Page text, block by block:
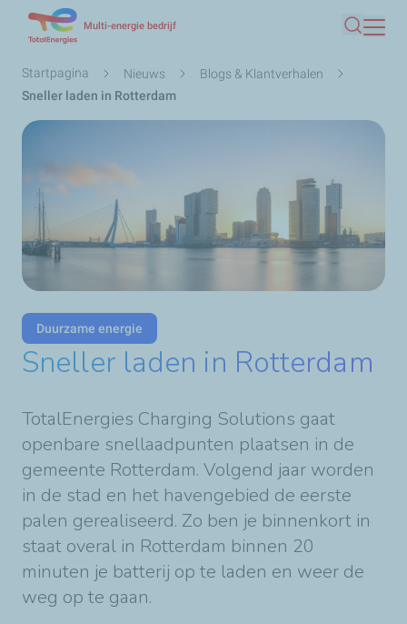
naar
Multi-energie bedrijf
Zoeken
Kruimelpad
Startpagina Nieuws
Blogs & Klantverhalen
Sneller laden in Rotterdam
Duurzame energie
Sneller laden in Rotterdam
TotalEnergies Charging Solutions gaat
openbare snellaadpunten plaatsen in de
gemeente Rotterdam. Volgend jaar worden
in de stad en het havengebied de eerste
palen gerealiseerd. Zo ben je binnenkort in
staat overal in Rotterdam binnen 20
minuten je batterij op te laden en weer de
weg op te gaan.